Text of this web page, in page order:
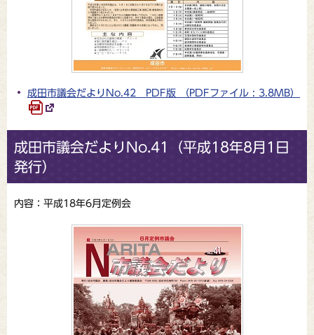
成田市議会だよりNo.42 PDF版 （PDFファイル : 3.8MB）
成田市議会だよりNo.41（平成18年8月1日
発行）
内容：平成18年6月定例会